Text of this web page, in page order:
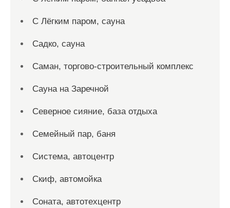
С Лёгким паром, сауна
Садко, сауна
Саман, торгово-строительный комплекс
Сауна на Заречной
Северное сияние, база отдыха
Семейный пар, баня
Система, автоцентр
Скиф, автомойка
Соната, автотехцентр